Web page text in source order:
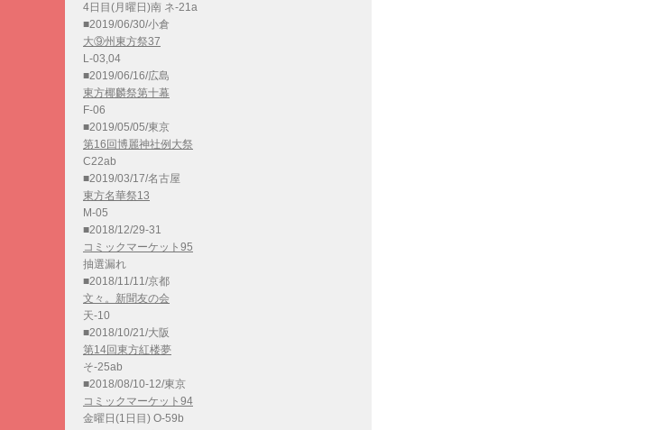
4日目(月曜日)南 ネ-21a
■2019/06/30/小倉
大⑨州東方祭37
L-03,04
■2019/06/16/広島
東方椰麟祭第十幕
F-06
■2019/05/05/東京
第16回博麗神社例大祭
C22ab
■2019/03/17/名古屋
東方名華祭13
M-05
■2018/12/29-31
コミックマーケット95
抽選漏れ
■2018/11/11/京都
文々。新聞友の会
天-10
■2018/10/21/大阪
第14回東方紅楼夢
そ-25ab
■2018/08/10-12/東京
コミックマーケット94
金曜日(1日目) O-59b